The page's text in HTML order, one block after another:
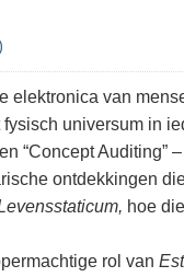
elektronica van
universum in
“Concept Auditing”
ontdekkingen
hoe
rol van